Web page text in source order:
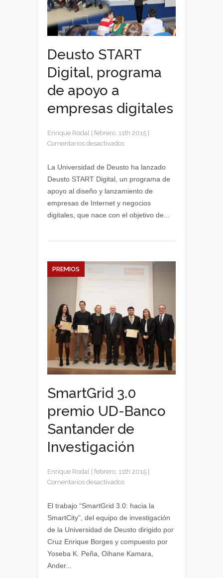
Deusto START
Digital, programa
de apoyo a
empresas digitales
Enrique Rodal febrero, 11th 2015
Comentarios desactivadosen
START
programa
de
apoyo
a
La Universidad de Deusto ha lanzado
Deusto START Digital, un programa de
apoyo al diseño y lanzamiento de
empresas de Internet y negocios
digitales, que nace con el objetivo de...
PREMIOS
SmartGrid 3.0
premio UD-Banco
Santander de
Investigación
Enrique Rodal febrero, 11th 2015
Comentarios desactivadosen
3.0
Banco
Santander
de
El trabajo “SmartGrid 3.0: hacia la
SmartCity”, del equipo de investigación
de la Universidad de Deusto dirigido por
Cruz Enrique Borges y compuesto por
Yoseba K. Peña, Oihane Kamara,
Ander...